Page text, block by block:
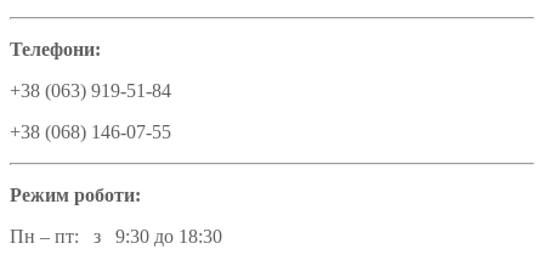
Телефони:
+38 (063) 919-51-84
+38 (068) 146-07-55
Режим роботи:
Пн – пт: з 9:30 до 18:30